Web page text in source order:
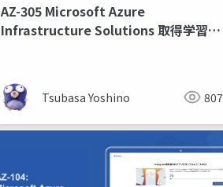
AZ-305 Microsoft Azure
Infrastructure Solutions 取得学習会
Tsubasa Yoshino 807